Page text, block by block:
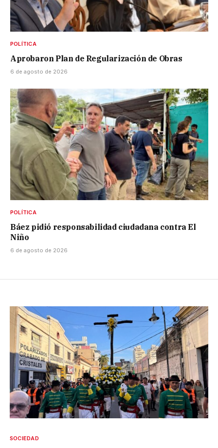
POLÍTICA
Aprobaron Plan de Regularización de Obras
6 de agosto de 2026
POLÍTICA
Báez pidió responsabilidad ciudadana contra El
Niño
6 de agosto de 2026
SOCIEDAD